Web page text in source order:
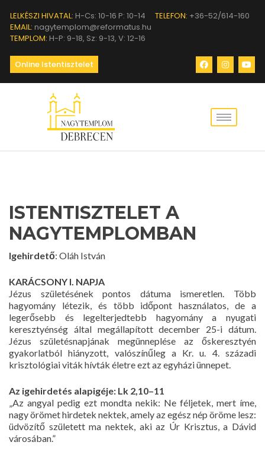
LELKÉSZI HIVATAL: H-Cs: 10-16 P: 10-14 TELEFON: +36-52/614-160
EMAIL: nagytemplom@reformatus.hu
TEMPLOM: H-P: 9-18, Sz: 9-13, V: 12-16
Online Istentisztelet
ISTENTISZTELET A
NAGYTEMPLOMBAN
Igehirdető: Oláh István
KARÁCSONY I. NAPJA
Jézus születésének pontos dátuma ismeretlen. Több
hagyomány létezik, és több időpont használatos, de a
legerősebb és legelterjedtebb hagyomány a nyugati
keresztyénség által megállapított december 25-i dátum.
Jézus születésnapjának megünneplése az őskeresztyén
gyakorlatból hiányzott, valószínűleg a Kr. u. 4. századi
krisztológiai viták hívták életre ezt az egyházi ünnepet.
Az igehirdetés alapigéje: Lk 2,10–11
„Az angyal pedig ezt mondta nekik: Ne féljetek, mert íme,
nagy örömet hirdetek nektek, amely az egész nép öröme lesz:
üdvözítő született ma nektek, aki az Úr Krisztus, a Dávid
városában.”